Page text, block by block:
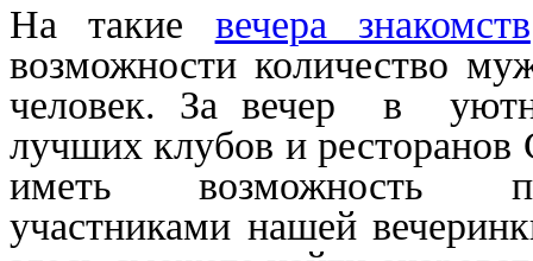
На такие вечера знакомств
возможности количество
человек. За вечер в
лучших клубов и
иметь возможность
участниками нашей